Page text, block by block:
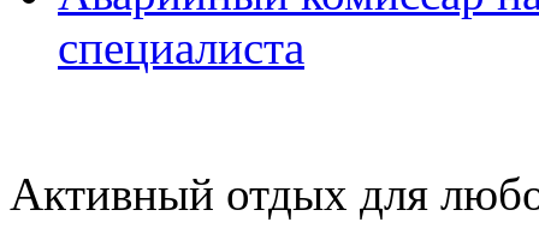
специалиста
Активный отдых для